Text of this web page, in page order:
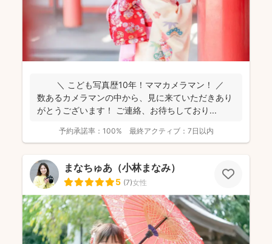
＼ こども写真歴10年！ママカメラマン！ ／
数あるカメラマンの中から、見に来ていただきあり
がとうございます！ ご連絡、お待ちしており...
予約承諾率： 100% 最終アクティブ： 7日以内
まなちゅあ（小林まなみ）
5 (7)女性